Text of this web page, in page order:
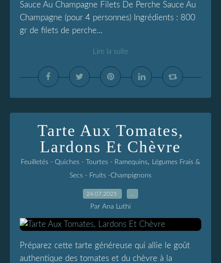
Sauce Au Champagne Filets De Perche Sauce Au
Champagne (pour 4 personnes) Ingrédients : 800
gr de filets de perche...
Lire la suite
Tarte Aux Tomates,
Lardons Et Chèvre
Feuilletés - Quiches - Tourtes - Ramequins, Légumes Frais &
Secs - Fruits -Champignons
24.07.2025
Par Ana Luthi
Préparez cette tarte généreuse qui allie le goût
authentique des tomates et du chèvre à la